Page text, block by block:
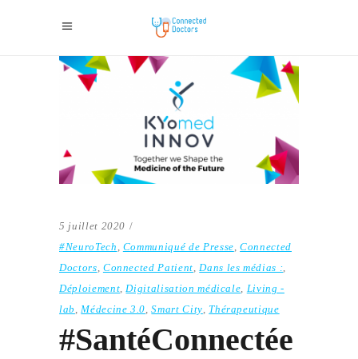
5 juillet 2020
#NeuroTech Communiqué de Presse ,Connected
Doctors Connected Patient Dans les médias :
Déploiement Digitalisation médicale Living -
lab
Médecine 3.0 ,Smart City Thérapeutique
#SantéConnectée